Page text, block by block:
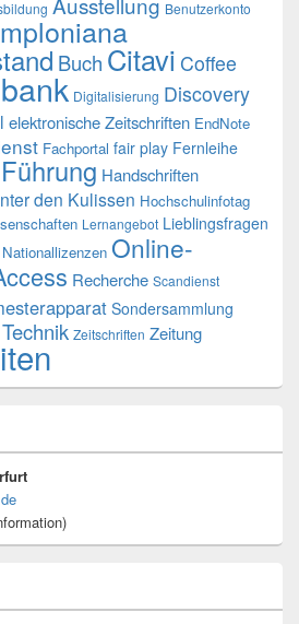
Benutzerkonto
Buch Citavi Coffee
Digitalisierung Discovery
elektronische Zeitschriften EndNote
Fachportal fair play Fernleihe
Führung Handschriften
den Kulissen Hochschulinfotag
Lernangebot Lieblingsfragen
Nationallizenzen Online-
Recherche Scandienst
Sondersammlung
Technik Zeitschriften Zeitung